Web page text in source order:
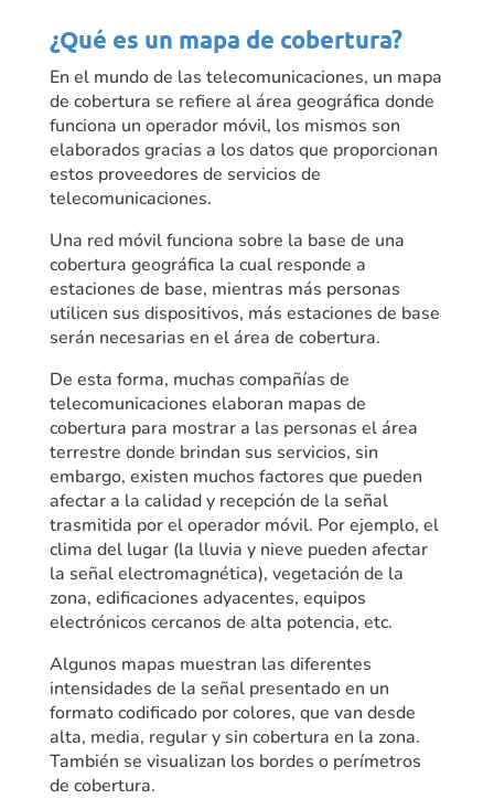
¿Qué es un mapa de cobertura?
En el mundo de las telecomunicaciones, un mapa
de cobertura se refiere al área geográfica donde
funciona un operador móvil, los mismos son
elaborados gracias a los datos que proporcionan
estos proveedores de servicios de
telecomunicaciones.
Una red móvil funciona sobre la base de una
cobertura geográfica la cual responde a
estaciones de base, mientras más personas
utilicen sus dispositivos, más estaciones de base
serán necesarias en el área de cobertura.
De esta forma, muchas compañías de
telecomunicaciones elaboran mapas de
cobertura para mostrar a las personas el área
terrestre donde brindan sus servicios, sin
embargo, existen muchos factores que pueden
afectar a la calidad y recepción de la señal
trasmitida por el operador móvil. Por ejemplo, el
clima del lugar (la lluvia y nieve pueden afectar
la señal electromagnética), vegetación de la
zona, edificaciones adyacentes, equipos
electrónicos cercanos de alta potencia, etc.
Algunos mapas muestran las diferentes
intensidades de la señal presentado en un
formato codificado por colores, que van desde
alta, media, regular y sin cobertura en la zona.
También se visualizan los bordes o perímetros
de cobertura.